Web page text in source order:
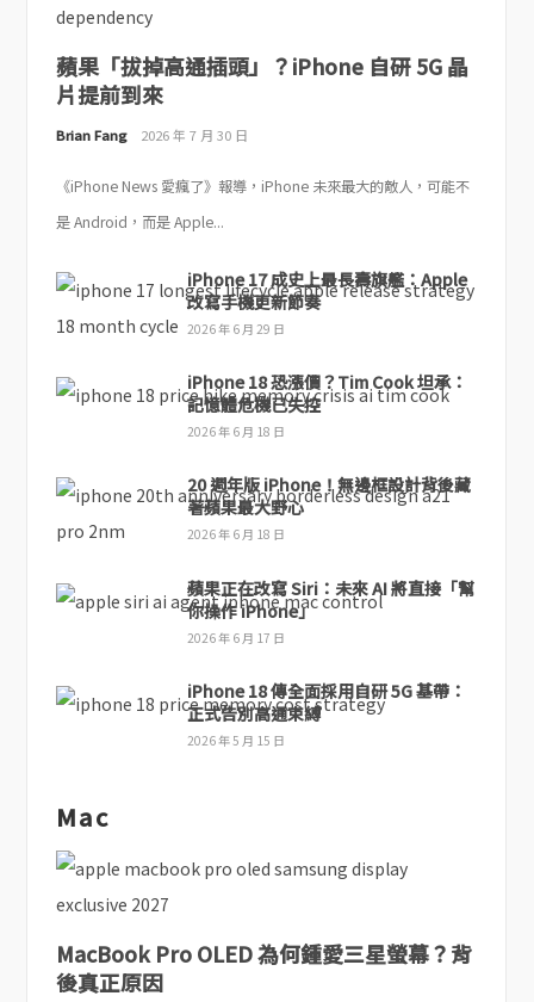
蘋果「拔掉高通插頭」？iPhone 自研 5G 晶
片提前到來
Brian Fang 2026 年 7 月 30 日
《iPhone News 愛瘋了》報導，iPhone 未來最大的敵人，可能不
是 Android，而是 Apple...
iPhone 17 成史上最長壽旗艦：Apple
改寫手機更新節奏
2026 年 6 月 29 日
iPhone 18 恐漲價？Tim Cook 坦承：
記憶體危機已失控
2026 年 6 月 18 日
20 週年版 iPhone！無邊框設計背後藏
著蘋果最大野心
2026 年 6 月 18 日
蘋果正在改寫 Siri：未來 AI 將直接「幫
你操作 iPhone」
2026 年 6 月 17 日
iPhone 18 傳全面採用自研 5G 基帶：
正式告別高通束縛
2026 年 5 月 15 日
Mac
MacBook Pro OLED 為何鍾愛三星螢幕？背
後真正原因